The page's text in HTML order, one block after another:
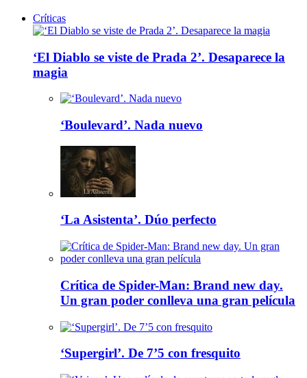
Críticas
‘El Diablo se viste de Prada 2’. Desaparece la
magia
‘Boulevard’. Nada nuevo
‘La Asistenta’. Dúo perfecto
Crítica de Spider-Man: Brand new day.
Un gran poder conlleva una gran película
‘Supergirl’. De 7’5 con fresquito